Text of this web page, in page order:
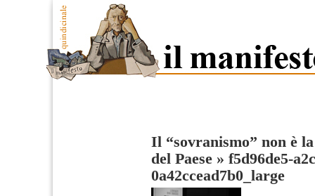
Il “sovranismo” non è
del Paese » f5d96de5-
0a42ccead7b0_large